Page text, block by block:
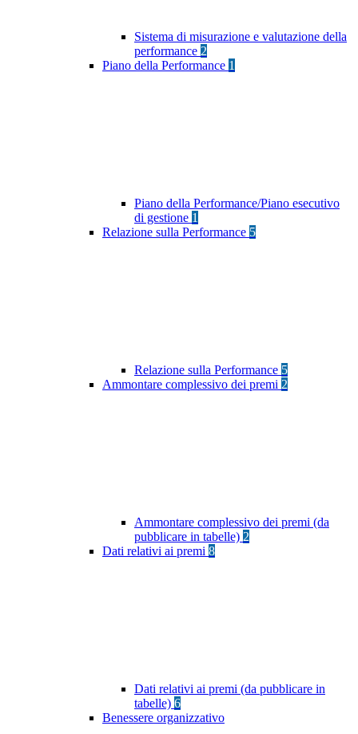
Sistema di misurazione e valutazione della
performance 2
Piano della Performance 1
Piano della Performance/Piano esecutivo
di gestione 1
Relazione sulla Performance 5
Relazione sulla Performance 5
Ammontare complessivo dei premi 2
Ammontare complessivo dei premi (da
pubblicare in tabelle) 2
Dati relativi ai premi 8
Dati relativi ai premi (da pubblicare in
tabelle) 6
Benessere organizzativo